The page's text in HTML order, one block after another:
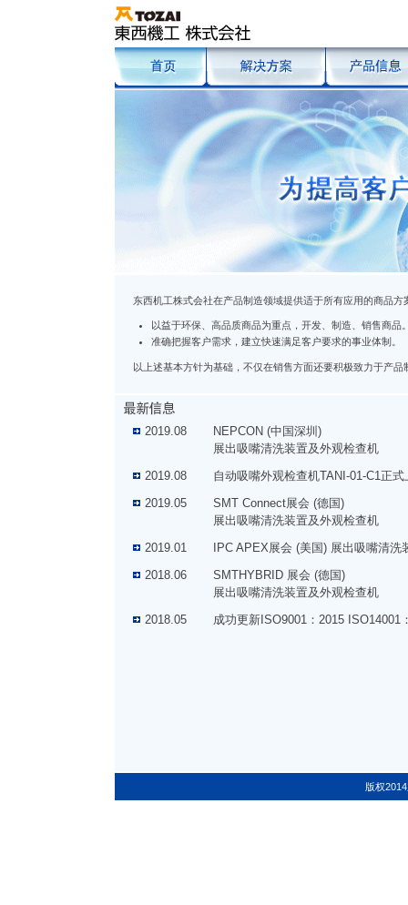
东西机工株式会社在产品制造领域提供适于所有应用的商品方
以益于环保、高品质商品为重点，开发、制造、销售商品
准确把握客户需求，建立快速满足客户要求的事业体制。
以上述基本方针为基础，不仅在销售方面还要积极致力于产品
2019.08
NEPCON (中国深圳)
展出吸嘴清洗装置及外观检查机
2019.08
自动吸嘴外观检查机TANI-01-C1正式
2019.05
SMT Connect展会 (德国)
展出吸嘴清洗装置及外观检查机
2019.01
IPC APEX展会 (美国) 展出吸嘴清洗
2018.06
SMTHYBRID 展会 (德国)
展出吸嘴清洗装置及外观检查机
2018.05
成功更新ISO9001：2015 ISO14001
版权